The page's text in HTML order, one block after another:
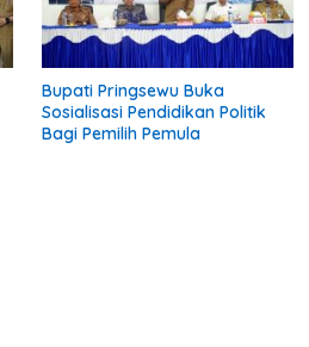
Bupati Pringsewu Buka
Sosialisasi Pendidikan Politik
Bagi Pemilih Pemula